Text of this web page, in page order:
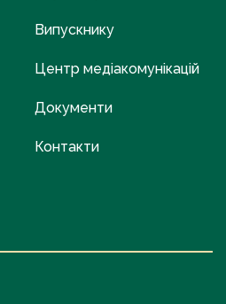
Випускнику
Центр медіакомунікацій
Документи
Контакти